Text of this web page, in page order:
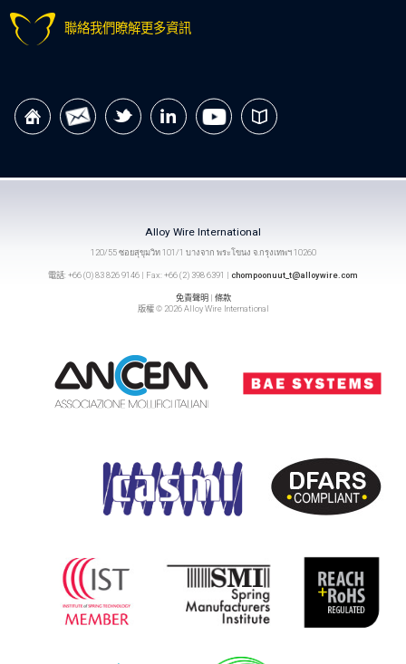
聯絡我們瞭解更多資訊
Alloy Wire International
120/55 ซอยสุขุมวิท 101/1 บางจาก พระโขนง จ.กรุงเทพฯ 10260
電話: +66 (0) 83 826 9146 | Fax: +66 (2) 398 6391 | chompoonuut_t@alloywire.com
免責聲明 | 條款
版權 © 2026 Alloy Wire International